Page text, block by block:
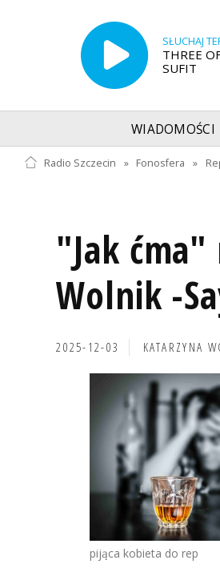
SŁUCHAJ
THREE
SUFIT
WIADOMOŚCI
Radio Szczecin » Fonosfera »
"Jak
Wolnik -
2025-12-03 KATARZYNA
pijąca kobieta do rep